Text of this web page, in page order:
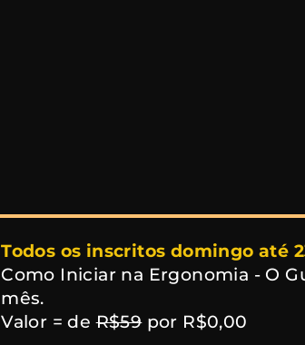
Todos os inscritos domingo até
Como Iniciar na Ergonomia - O
mês.
Valor = deR$59por R$0,00